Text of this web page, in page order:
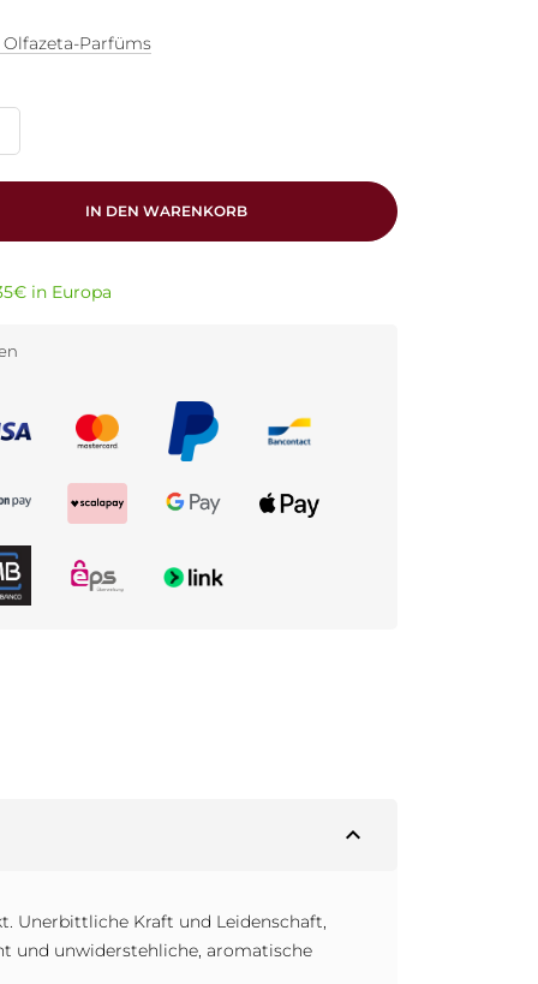
Parfüms
IN DEN WARENKORB
in Europa
expand_less
Unerbittliche Kraft und Leidenschaft,
und unwiderstehliche, aromatische